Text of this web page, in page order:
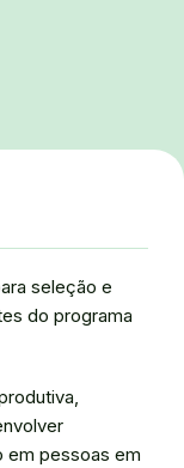
seleção e
do programa
pessoas em